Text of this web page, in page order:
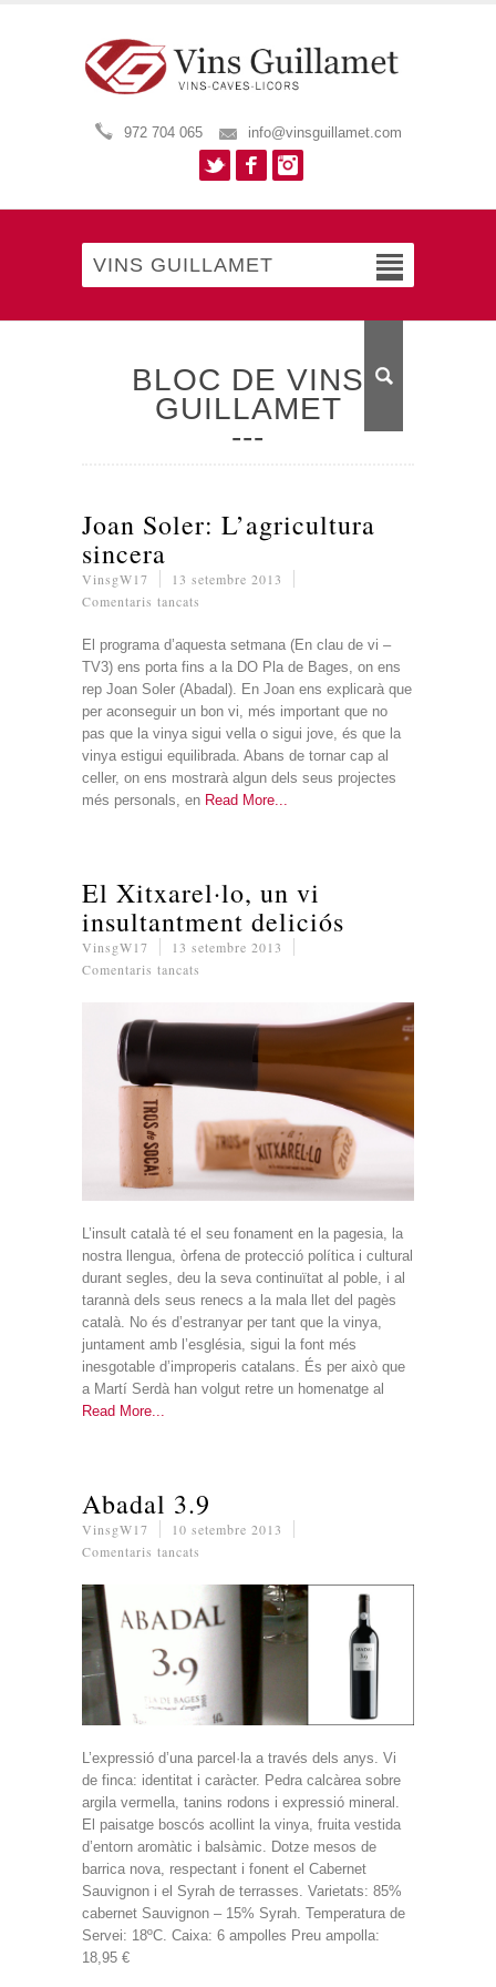
972 704 065
info@vinsguillamet.com
Twitter
Facebook
VINS GUILLAMET
BLOC DE VINS
GUILLAMET
Joan Soler: L’agricultura
sincera
VinsgW17
13 setembre 2013
Comentaris tancats
Soler:
L’agricultura
sincera
El programa d’aquesta setmana (En clau de vi –
TV3) ens porta fins a la DO Pla de Bages, on ens
rep Joan Soler (Abadal). En Joan ens explicarà que
per aconseguir un bon vi, més important que no
pas que la vinya sigui vella o sigui jove, és que la
vinya estigui equilibrada. Abans de tornar cap al
celler, on ens mostrarà algun dels seus projectes
més personals, en Read More
El Xitxarel·lo, un vi
insultantment deliciós
VinsgW17
13 setembre 2013
Comentaris tancats
L’insult català té el seu fonament en la pagesia, la
nostra llengua, òrfena de protecció política i cultural
durant segles, deu la seva continuïtat al poble, i al
tarannà dels seus renecs a la mala llet del pagès
català. No és d’estranyar per tant que la vinya,
juntament amb l’església, sigui la font més
inesgotable d’improperis catalans. És per això que
a Martí Serdà han volgut retre un homenatge al
Read More
Abadal 3.9
VinsgW17
10 setembre 2013
Comentaris tancats
L’expressió d’una parcel·la a través dels anys. Vi
de finca: identitat i caràcter. Pedra calcàrea sobre
argila vermella, tanins rodons i expressió mineral.
El paisatge boscós acollint la vinya, fruita vestida
d’entorn aromàtic i balsàmic. Dotze mesos de
barrica nova, respectant i fonent el Cabernet
Sauvignon i el Syrah de terrasses. Varietats: 85%
cabernet Sauvignon – 15% Syrah. Temperatura de
Servei: 18ºC. Caixa: 6 ampolles Preu ampolla:
18,95 €